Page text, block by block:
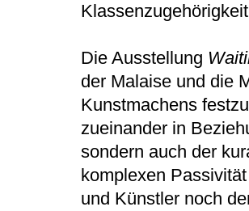
Die Ausstellung
der Malaise und die
Kunstmachens
zueinander in
sondern auch der
komplexen
und Künstler noch